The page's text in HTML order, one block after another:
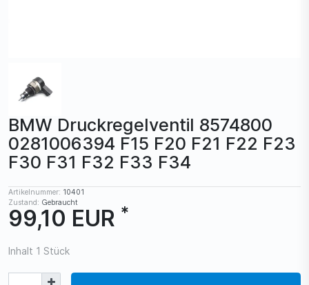
BMW Druckregelventil 8574800
0281006394 F15 F20 F21 F22 F23
F30 F31 F32 F33 F34
Artikelnummer: 10401
Zustand: Gebraucht
99,10 EUR *
Inhalt 1 Stück